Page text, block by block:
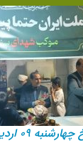
اردیبهشت ۱۴۰۵